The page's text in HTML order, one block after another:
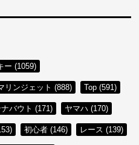
ー (1059)
リンジェット (888) Top (591)
バウト (171) ヤマハ (170)
初心者 (146) レース (139)